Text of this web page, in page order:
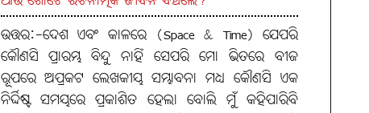
ଉତ୍ତର:-ଦେଶ ଏବଂ କାଳରେ (Space & Time) ଯେପରି
କୌଣସି ପ୍ରାରମ୍ଭ ବିନ୍ଦୁ ନାହିଁ ସେପରି ମୋ ଭିତରେ ବୀଜ
ରୂପରେ ଅପ୍ରକଟ ଲେଖକୀୟ ସମ୍ଭାବନା ମଧ୍ୟ କୌଣସି ଏକ
ନିର୍ଦ୍ଦିଷ୍ଟ ସମୟରେ ପ୍ରକାଶିତ ହେଲା ବୋଲି ମୁଁ କହିପାରିବି